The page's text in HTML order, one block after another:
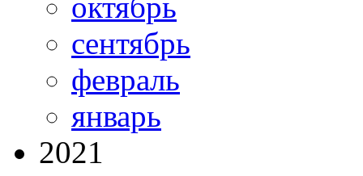
октябрь
сентябрь
февраль
январь
2021